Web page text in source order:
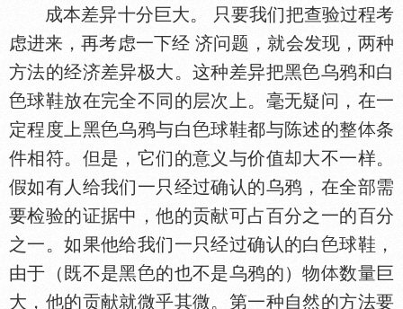
成本差异十分巨大。 只要我们把查验过程考
虑进来，再考虑一下经 济问题，就会发现，两种
方法的经济差异极大。这种差异把黑
乌鸦和白
球鞋放在完全不同的层次上。毫无疑问，在一
定程度上黑
乌鸦与白 球鞋都与陈述的整
条
件相符。但是，它们的意义与价值却大不一样。
假如有人给我们一只经过确认的乌鸦，在全部需
要检验的证据中，他的贡献可占百分之一的百分
之一。如果他给我们一只经过确认的白
球鞋，
由于（既不是黑
的也不是乌鸦的）物
数量巨
大，他的贡献就微乎其微。第一种自然的方法要